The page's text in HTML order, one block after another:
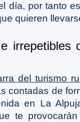
día, por tanto
quieren
irrepetibles
del turismo
contadas de
en La
te